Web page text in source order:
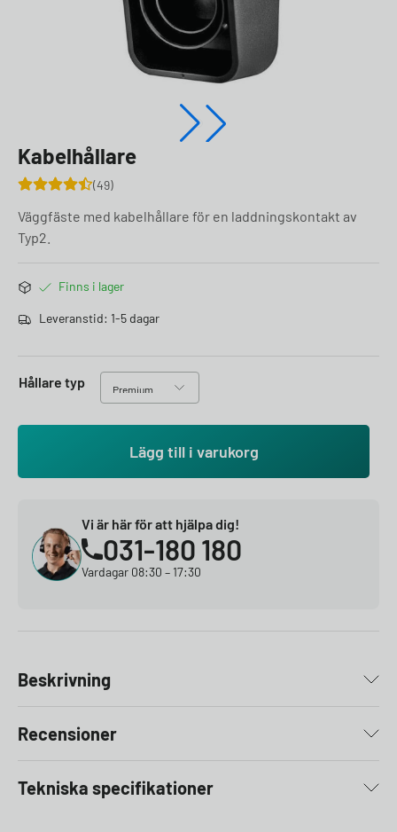
Kabelhållare
49
Väggfäste med kabelhållare för en laddningskontakt av
Typ2.
Finns i lager
Leveranstid: 1-5 dagar
Hållare typ
Lägg till i varukorg
Vi är här för att hjälpa dig!
031-180 180
Vardagar 08:30 – 17:30
Beskrivning
Recensioner
Tekniska specifikationer